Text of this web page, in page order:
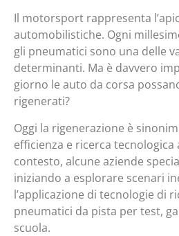
Il motorsport rappresenta
automobilistiche. Ogni
gli pneumatici sono una delle
determinanti. Ma è davvero
giorno le auto da corsa
rigenerati?
Oggi la rigenerazione è
efficienza e ricerca tecnologica
contesto, alcune aziende
iniziando a esplorare scenari
l’applicazione di tecnologie di
pneumatici da pista per test,
scuola.